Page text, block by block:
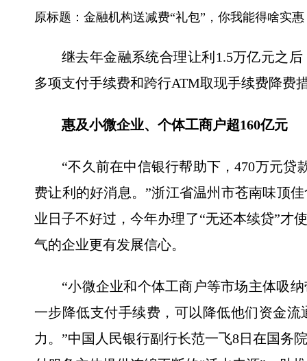
原标题：金融机构送减费“礼包”，你我能得啥实惠
继去年金融系统合理让利1.5万亿元之
多项支付手续费和跨行ATM取现手续费降费
惠及小微企业、个体工商户超160亿元
“不久前在中信银行帮助下，470万元
费让利的好消息。”浙江省温州市苍南味顶
业日子不好过，今年办理了“无还本续贷”才
气的企业更有发展信心。
“小微企业和个体工商户等市场主体吸
一步降低支付手续费，可以降低他们资金
力。”中国人民银行副行长范一飞8日在国务